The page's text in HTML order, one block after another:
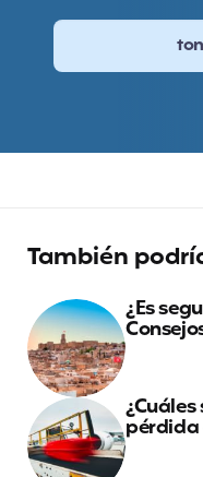
También
¿Es
pérdida